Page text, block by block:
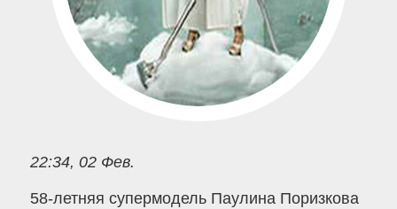
22:34, 02 Фев.
58-летняя супермодель Паулина Поризкова